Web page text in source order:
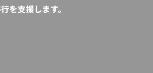
を支援します。